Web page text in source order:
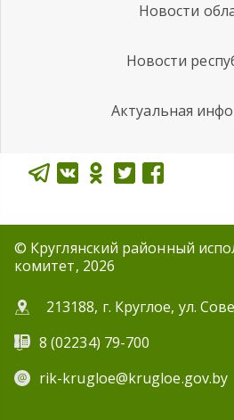
Новости
Новости
Актуальная
© Круглянский районный
комитет, 2026
213188, г. Круглое, ул.
8 (02234) 79-700
rik-krugloe@krugloe.gov.by